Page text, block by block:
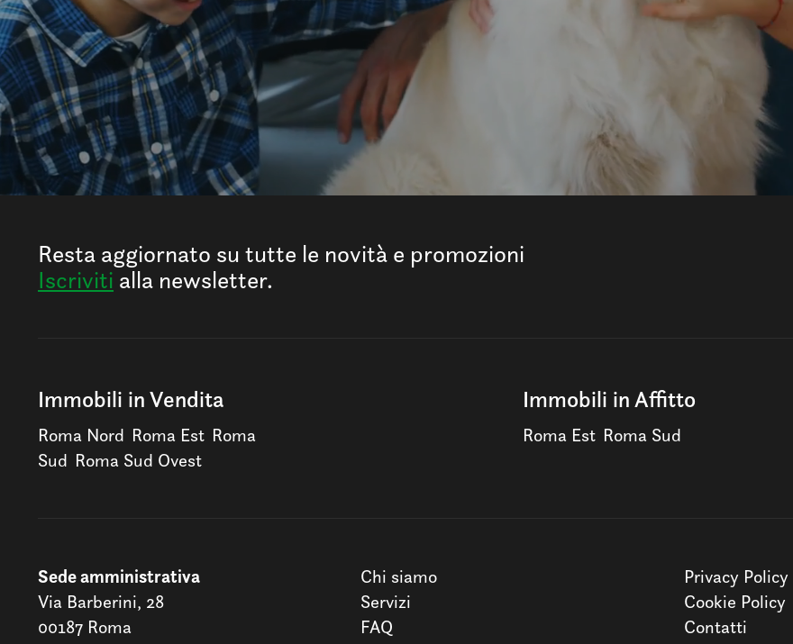
Resta aggiornato su tutte le novità e promozioni
Iscriviti alla newsletter.
Immobili in Vendita
Roma Nord Roma Est Roma
Sud Roma Sud Ovest
Immobili in Affitto
Roma Est Roma Sud
Sede amministrativa
Via Barberini, 28
00187 Roma
Chi siamo
Servizi
FAQ
Privacy Policy
Cookie Policy
Contatti